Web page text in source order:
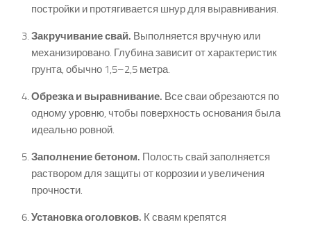
постройки и протягивается шнур для выравнивания.
Закручивание свай. Выполняется вручную или
механизировано. Глубина зависит от характеристик
грунта, обычно 1,5–2,5 метра.
Обрезка и выравнивание. Все сваи обрезаются по
одному уровню, чтобы поверхность основания была
идеально ровной.
Заполнение бетоном. Полость свай заполняется
раствором для защиты от коррозии и увеличения
прочности.
Установка оголовков. К сваям крепятся